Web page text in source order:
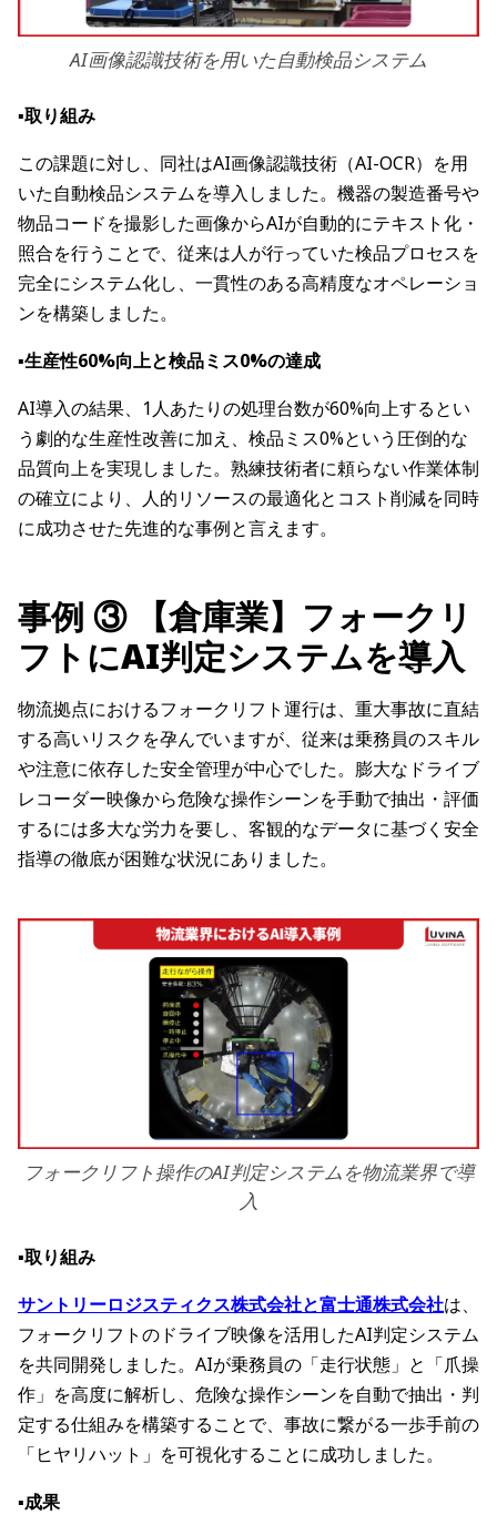
AI画像認識技術を用いた自動検品システム
▪️取り組み
この課題に対し、同社はAI画像認識技術（AI-OCR）を用
いた自動検品システムを導入しました。機器の製造番号や
物品コードを撮影した画像からAIが自動的にテキスト化・
照合を行うことで、従来は人が行っていた検品プロセスを
完全にシステム化し、一貫性のある高精度なオペレーショ
ンを構築しました。
▪️生産性60%向上と検品ミス0%の達成
AI導入の結果、1人あたりの処理台数が60%向上するとい
う劇的な生産性改善に加え、検品ミス0%という圧倒的な
品質向上を実現しました。熟練技術者に頼らない作業体制
の確立により、人的リソースの最適化とコスト削減を同時
に成功させた先進的な事例と言えます。
事例 ③ 【倉庫業】フォークリ
フトにAI判定システムを導入
物流拠点におけるフォークリフト運行は、重大事故に直結
する高いリスクを孕んでいますが、従来は乗務員のスキル
や注意に依存した安全管理が中心でした。膨大なドライブ
レコーダー映像から危険な操作シーンを手動で抽出・評価
するには多大な労力を要し、客観的なデータに基づく安全
指導の徹底が困難な状況にありました。
フォークリフト操作のAI判定システムを物流業界で導
入
▪️取り組み
サントリーロジスティクス株式会社と富士通株式会社は、
フォークリフトのドライブ映像を活用したAI判定システム
を共同開発しました。AIが乗務員の「走行状態」と「爪操
作」を高度に解析し、危険な操作シーンを自動で抽出・判
定する仕組みを構築することで、事故に繋がる一歩手前の
「ヒヤリハット」を可視化することに成功しました。
▪️成果